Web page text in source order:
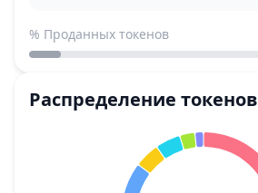
% Проданных токенов
Распределение токенов